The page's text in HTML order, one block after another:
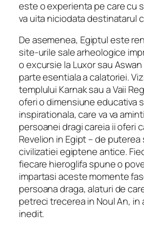
este o experienta pe care cu
va uita niciodata destinatarul
De asemenea, Egiptul este
site-urile sale arheologice
o excursie la Luxor sau
parte esentiala a calatoriei.
templului Karnak sau a Vaii
oferi o dimensiune educativa
inspirationala, care va va
persoanei dragi careia ii oferi
Revelion in Egipt – de puterea
civilizatiei egiptene antice.
fiecare hieroglifa spune o
impartasi aceste momente
persoana draga, alaturi de
petreci trecerea in Noul An,
inedit.